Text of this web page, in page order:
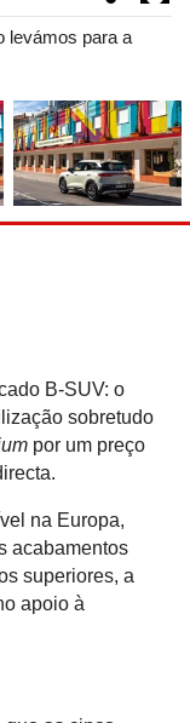
levámos para a
B-SUV: o
sobretudo
por um preço
na Europa,
acabamentos
superiores, a
apoio à